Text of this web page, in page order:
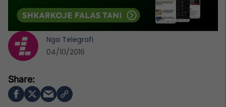
Nga Telegrafi
04/10/2016